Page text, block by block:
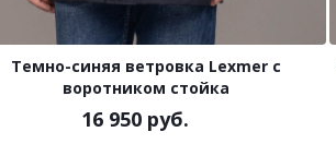
Темно-синяя ветровка Lexmer с
воротником стойка
16 950 руб.